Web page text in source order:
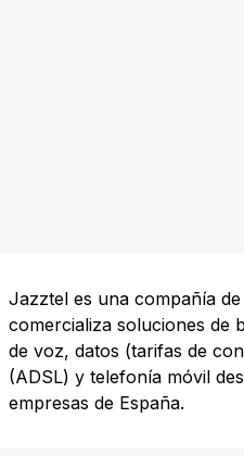
Jazztel es una compañía
comercializa soluciones de
de voz, datos (tarifas de
(ADSL) y telefonía móvil
empresas de España.